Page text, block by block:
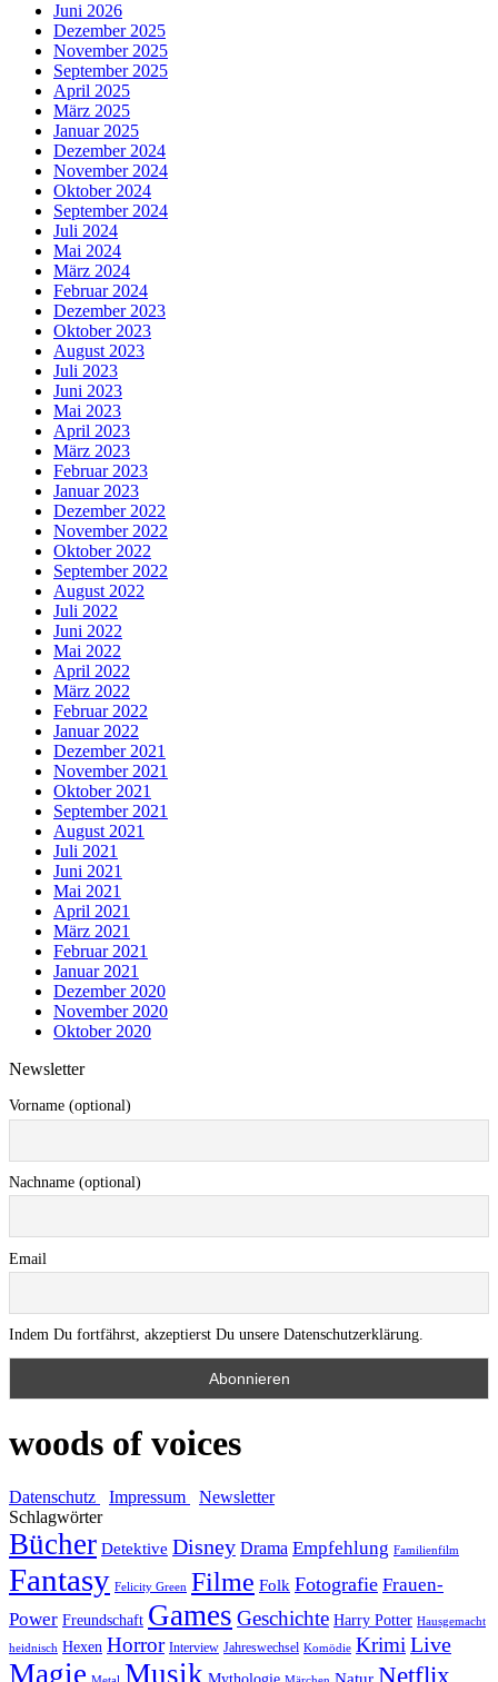
Juni 2026
Dezember 2025
November 2025
September 2025
April 2025
März 2025
Januar 2025
Dezember 2024
November 2024
Oktober 2024
September 2024
Juli 2024
Mai 2024
März 2024
Februar 2024
Dezember 2023
Oktober 2023
August 2023
Juli 2023
Juni 2023
Mai 2023
April 2023
März 2023
Februar 2023
Januar 2023
Dezember 2022
November 2022
Oktober 2022
September 2022
August 2022
Juli 2022
Juni 2022
Mai 2022
April 2022
März 2022
Februar 2022
Januar 2022
Dezember 2021
November 2021
Oktober 2021
September 2021
August 2021
Juli 2021
Juni 2021
Mai 2021
April 2021
März 2021
Februar 2021
Januar 2021
Dezember 2020
November 2020
Oktober 2020
Newsletter
Vorname (optional)
Nachname (optional)
Email
Indem Du fortfährst, akzeptierst Du unsere Datenschutzerklärung.
woods of voices
Datenschutz Impressum
Newsletter
Schlagwörter
Bücher Detektive Disney Drama Empfehlung Familienfilm
Fantasy Felicity Green Filme Folk Fotografie Frauen-
Power Freundschaft Games Geschichte Harry Potter Hausgemacht
heidnisch Hexen Horror Interview Jahreswechsel Komödie KrimiLive
Magie Musik Netflix